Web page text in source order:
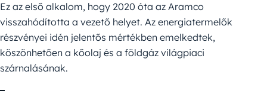
Ez az első alkalom, hogy 2020 óta az Aramco
visszahódította a vezető helyet. Az energiatermelők
részvényei idén jelentős mértékben emelkedtek,
köszönhetően a kőolaj és a földgáz világpiaci
szárnalásának.